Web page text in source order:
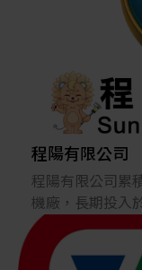
自動化」完整產
案。公司擁有專
出客製化建議，
援，確保客戶生
·市場應用
產品廣泛應用
車零件、航太、
智慧製造的競爭
·未來展望
隨著產業升級與
引進創新技術
致力成為台灣
程陽有限公司
程陽有限公司累
機廠，長期投入
務，並隨著電子
與製程應用領域。